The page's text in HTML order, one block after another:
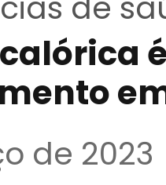
de 2023